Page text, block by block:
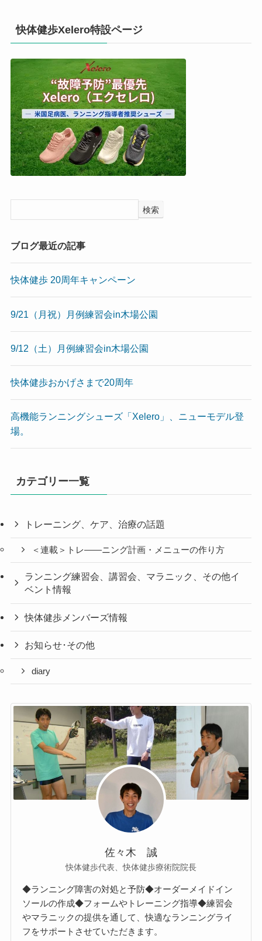
快体健歩Xelero特設ページ
検索
ブログ最近の記事
快体健歩 20周年キャンペーン
9/21（月祝）月例練習会in木場公園
9/12（土）月例練習会in木場公園
快体健歩おかげさまで20周年
高機能ランニングシューズ「Xelero」、ニューモデル登
場。
カテゴリー一覧
トレーニング、ケア、治療の話題
＜連載＞トレ――ニング計画・メニューの作り方
ランニング練習会、講習会、マラニック、その他イ
ベント情報
快体健歩メンバーズ情報
お知らせ･その他
diary
佐々木 誠
快体健歩代表、快体健歩療術院院長
◆ランニング障害の対処と予防◆オーダーメイドイン
ソールの作成◆フォームやトレーニング指導◆練習会
やマラニックの提供を通して、快適なランニングライ
フをサポートさせていただきます。